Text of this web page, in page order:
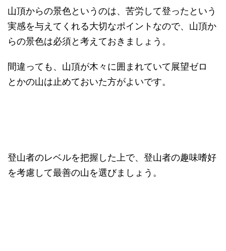
山頂からの景色というのは、苦労して登ったという
実感を与えてくれる大切なポイントなので、山頂か
らの景色は必須と考えておきましょう。
間違っても、山頂が木々に囲まれていて展望ゼロ
とかの山は止めておいた方がよいです。
登山者のレベルを把握した上で、登山者の趣味嗜好
を考慮して最善の山を選びましょう。